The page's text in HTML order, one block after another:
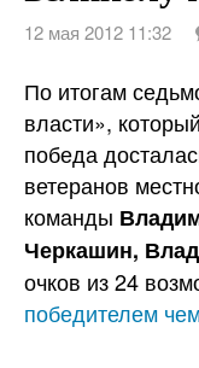
12 мая 2012 11:32
По итогам
власти»,
победа
ветеранов
команды
Черкашин,
очков из 24
победителем